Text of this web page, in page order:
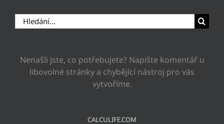
Hledat:
Nenašli jste, co potřebujete? Napište komentář u
libovolné stránky a chybějící nástroj pro vás
vytvoříme.
CALCULIFE.COM